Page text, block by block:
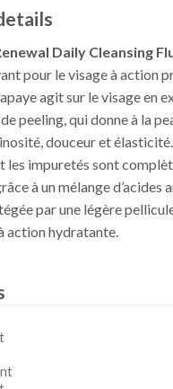
Daily Cleansing
pour le visage à action
agit sur le visage en
peeling, qui donne à la
douceur et
les impuretés sont
à un mélange d’acides
par une légère
action hydratante.